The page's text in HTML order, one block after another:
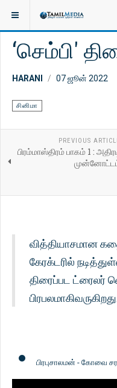
இருக்குமிடம்: காணொளி
‘செம்பி'
HARANI 07 ஜூன் 2022
சினிமா
PREVIOUS
பிரம்மாஸ்திரம் பாகம் 1 :
வித்தியாசமான
கேரக்டரில்
திரைப்பட ட்ரைலர்
பிரபலமாகிவருகிறது.
பிரபுசாலமன் - கோவை